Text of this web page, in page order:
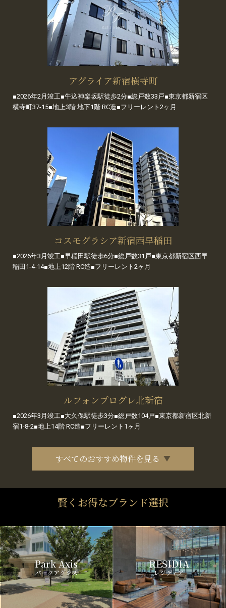
アグライア新宿横寺町
■2026年2月竣工■牛込神楽坂駅徒歩2分■総戸数33戸■東京都新宿区
横寺町37-15■地上3階 地下1階 RC造■フリーレント2ヶ月
コスモグラシア新宿西早稲田
■2026年3月竣工■早稲田駅徒歩6分■総戸数31戸■東京都新宿区西早
稲田1-4-14■地上12階 RC造■フリーレント2ヶ月
ルフォンプログレ北新宿
■2026年3月竣工■大久保駅徒歩3分■総戸数104戸■東京都新宿区北新
宿1-8-2■地上14階 RC造■フリーレント1ヶ月
すべてのおすすめ物件を見る
賢くお得なブランド選択
Park Axis
パークアクシス
RESIDIA
レジディア